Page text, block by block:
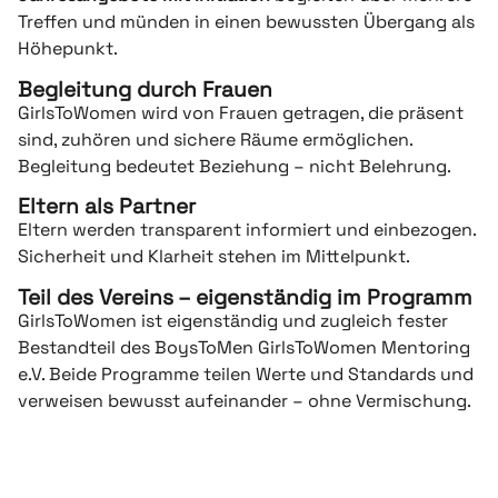
Treffen und münden in einen bewussten Übergang als
Höhepunkt.
Begleitung durch Frauen
GirlsToWomen wird von Frauen getragen, die präsent
sind, zuhören und sichere Räume ermöglichen.
Begleitung bedeutet Beziehung – nicht Belehrung.
Eltern als Partner
Eltern werden transparent informiert und einbezogen.
Sicherheit und Klarheit stehen im Mittelpunkt.
Teil des Vereins – eigenständig im Programm
GirlsToWomen ist eigenständig und zugleich fester
Bestandteil des BoysToMen GirlsToWomen Mentoring
e.V. Beide Programme teilen Werte und Standards und
verweisen bewusst aufeinander – ohne Vermischung.